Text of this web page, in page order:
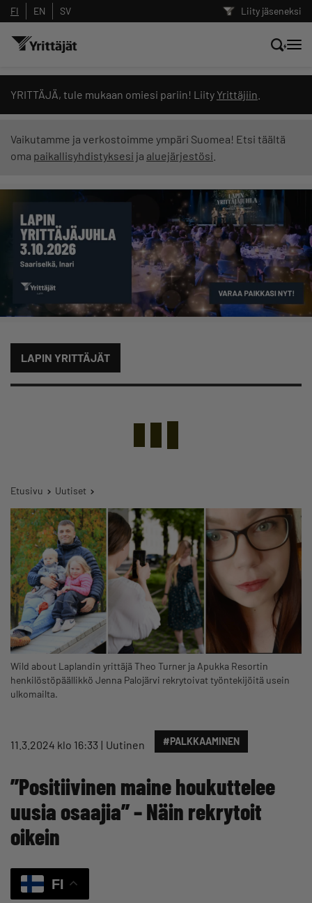
Liity jäseneksi
FI EN SV
YRITTÄJÄ, tule mukaan omiesi pariin! Liity Yrittäjiin
Vaikutamme ja verkostoimme ympäri Suomea! Etsi täältä
oma paikallisyhdistyksesi ja aluejärjestösi
LAPIN YRITTÄJÄT
Etusivu Uutiset
Wild about Laplandin yrittäjä Theo Turner ja Apukka Resortin
henkilöstöpäällikkö Jenna Palojärvi rekrytoivat työntekijöitä usein
ulkomailta.
11.3.2024 klo 16:33 Uutinen #PALKKAAMINEN
”Positiivinen maine houkuttelee
uusia osaajia” – Näin rekrytoit
oikein
FI
Hae sivustolta tai kysy suoraan
Yrittäjien tekoälyltä
Suodata hakutuloksia: näytä kaikki sisältö